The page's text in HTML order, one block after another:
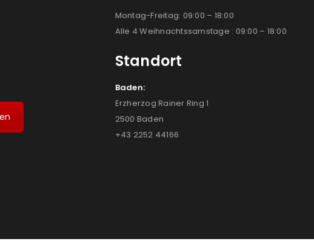
Montag-Freitag: 09:00 – 18:00
Alle 4 Weihnachtssamstage : 09:00 – 18:00
Standort
Baden:
Erzherzog Rainer Ring 1
2500 Baden
+43 2252 44166